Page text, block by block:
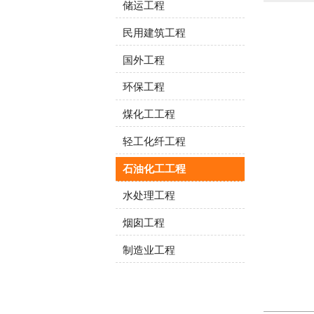
储运工程
民用建筑工程
国外工程
环保工程
煤化工工程
轻工化纤工程
石油化工工程
水处理工程
烟囱工程
制造业工程